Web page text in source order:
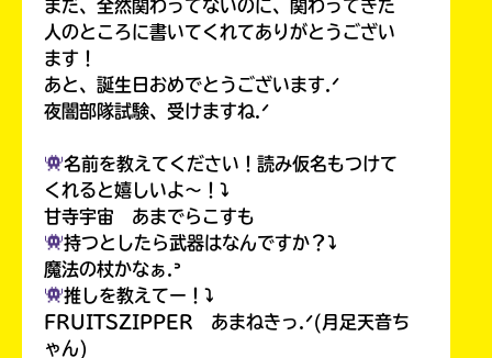
まだ、全然関わってないのに、関わってきた
人のところに書いてくれてありがとうござい
ます！
あと、誕生日おめでとうございます.ᐟ
夜闇部隊試験、受けますね.ᐟ
名前を教えてください！読み仮名もつけて
くれると嬉しいよ〜！⤵︎
甘寺宇宙 あまでらこすも
持つとしたら武器はなんですか？⤵︎
魔法の杖かなぁ.ᐣ
推しを教えてー！⤵︎
FRUITSZIPPER あまねきっ.ᐟ(月足天音ち
ゃん)